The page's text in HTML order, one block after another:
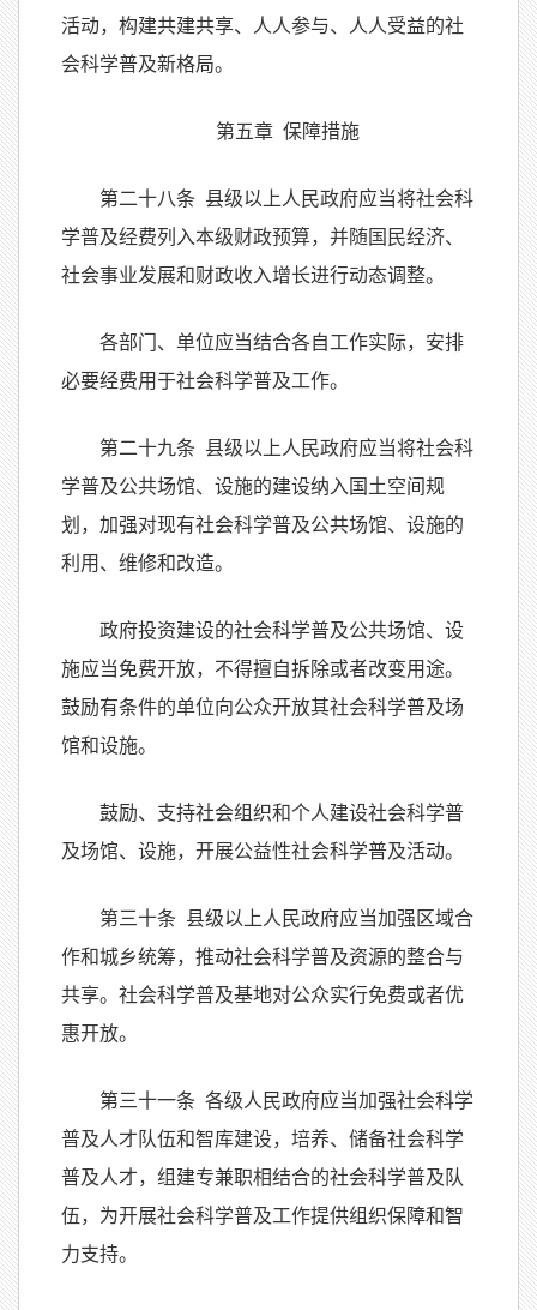
活动，构建共建共享、人人参与、人人受益的社
会科学普及新格局。
第五章 保障措施
第二十八条 县级以上人民政府应当将社会科
学普及经费列入本级财政预算，并随国民经济、
社会事业发展和财政收入增长进行动态调整。
各部门、单位应当结合各自工作实际，安排
必要经费用于社会科学普及工作。
第二十九条 县级以上人民政府应当将社会科
学普及公共场馆、设施的建设纳入国土空间规
划，加强对现有社会科学普及公共场馆、设施的
利用、维修和改造。
政府投资建设的社会科学普及公共场馆、设
施应当免费开放，不得擅自拆除或者改变用途。
鼓励有条件的单位向公众开放其社会科学普及场
馆和设施。
鼓励、支持社会组织和个人建设社会科学普
及场馆、设施，开展公益性社会科学普及活动。
第三十条 县级以上人民政府应当加强区域合
作和城乡统筹，推动社会科学普及资源的整合与
共享。社会科学普及基地对公众实行免费或者优
惠开放。
第三十一条 各级人民政府应当加强社会科学
普及人才队伍和智库建设，培养、储备社会科学
普及人才，组建专兼职相结合的社会科学普及队
伍，为开展社会科学普及工作提供组织保障和智
力支持。